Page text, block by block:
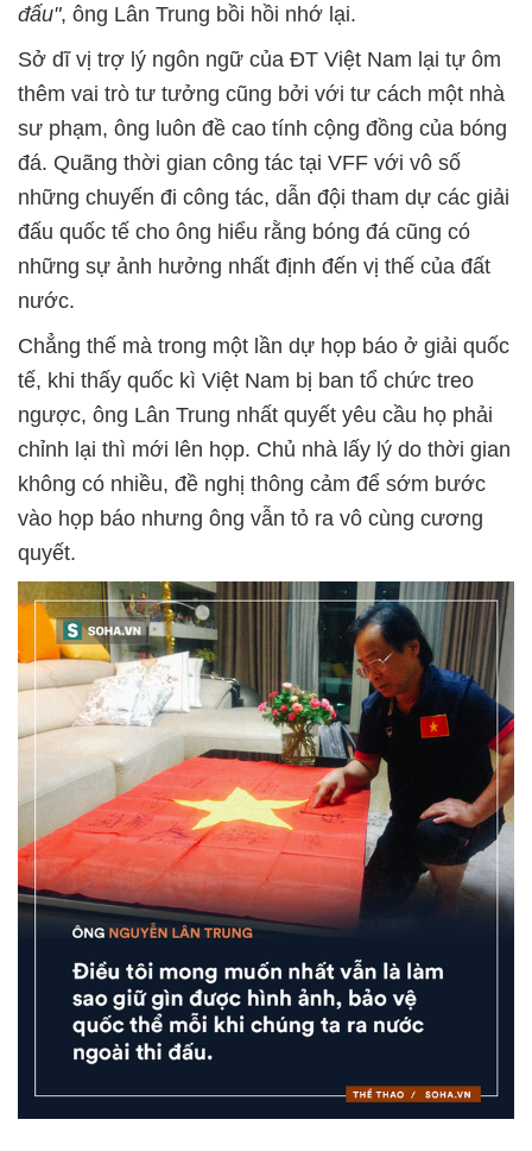
đấu", ông Lân Trung bồi hồi nhớ lại.
Sở dĩ vị trợ lý ngôn ngữ của ĐT Việt Nam lại tự ôm
thêm vai trò tư tưởng cũng bởi với tư cách một nhà
sư phạm, ông luôn đề cao tính cộng đồng của bóng
đá. Quãng thời gian công tác tại VFF với vô số
những chuyến đi công tác, dẫn đội tham dự các giải
đấu quốc tế cho ông hiểu rằng bóng đá cũng có
những sự ảnh hưởng nhất định đến vị thế của đất
nước.
Chẳng thế mà trong một lần dự họp báo ở giải quốc
tế, khi thấy quốc kì Việt Nam bị ban tổ chức treo
ngược, ông Lân Trung nhất quyết yêu cầu họ phải
chỉnh lại thì mới lên họp. Chủ nhà lấy lý do thời gian
không có nhiều, đề nghị thông cảm để sớm bước
vào họp báo nhưng ông vẫn tỏ ra vô cùng cương
quyết.